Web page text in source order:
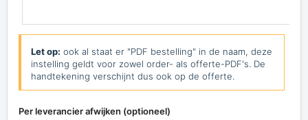
Let op: ook al staat er "PDF bestelling" in de naam, deze
instelling geldt voor zowel order- als offerte-PDF's. De
handtekening verschijnt dus ook op de offerte.
Per leverancier afwijken (optioneel)